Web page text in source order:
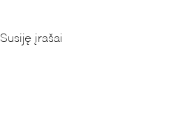
Susiję įrašai